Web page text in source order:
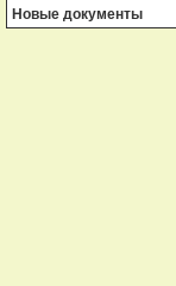
Новые документы